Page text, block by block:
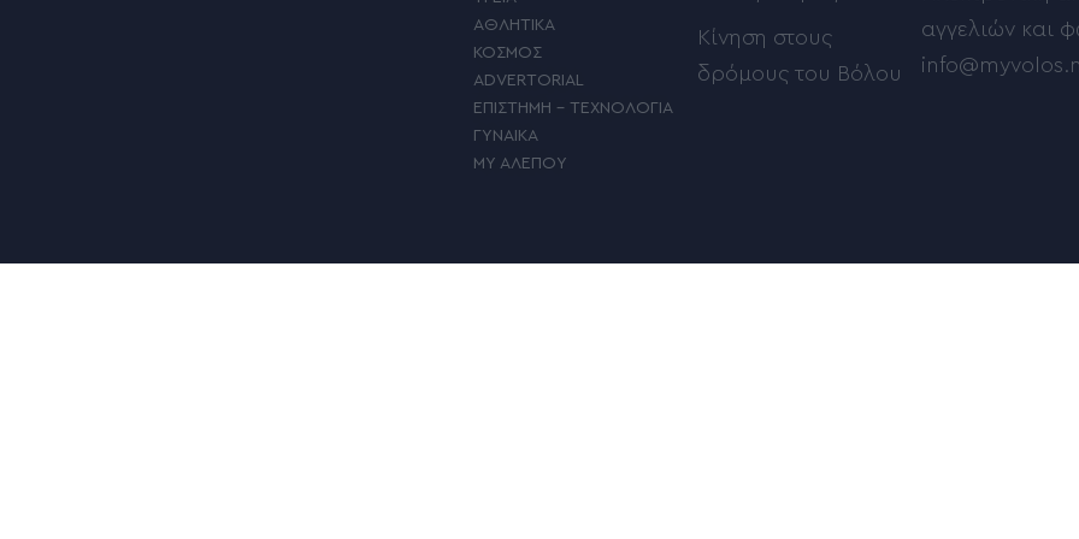
ΑΘΛΗΤΙΚΑ
ΚΟΣΜΟΣ
ADVERTORIAL
ΕΠΙΣΤΗΜΗ – ΤΕΧΝΟΛΟΓΙΑ
ΓΥΝΑΙΚΑ
MY ΑΛΕΠΟΥ
Κίνηση στους
δρόμους του Βόλου
αγγελιών και